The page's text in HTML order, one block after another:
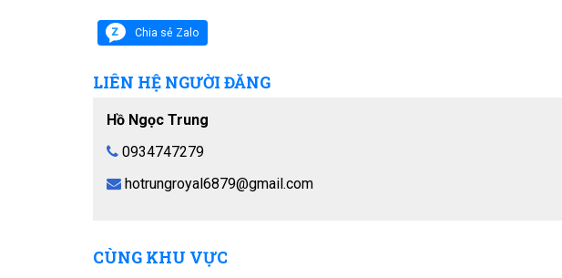
Chia sẻ Zalo
LIÊN HỆ NGƯỜI ĐĂNG
Hồ Ngọc Trung
0934747279
hotrungroyal6879@gmail.com
CÙNG KHU VỰC